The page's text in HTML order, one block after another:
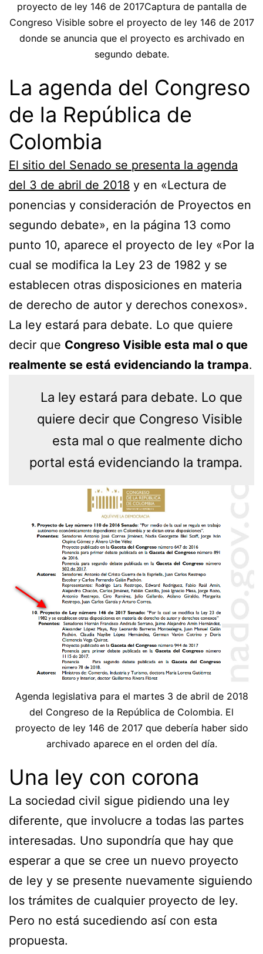
proyecto de ley 146 de 2017Captura de pantalla de
Congreso Visible sobre el proyecto de ley 146 de 2017
donde se anuncia que el proyecto es archivado en
segundo debate.
La agenda del Congreso
de la República de
Colombia
El sitio del Senado se presenta la agenda
del 3 de abril de 2018 y en «Lectura de
ponencias y consideración de Proyectos en
segundo debate», en la página 13 como
punto 10, aparece el proyecto de ley «Por la
cual se modifica la Ley 23 de 1982 y se
establecen otras disposiciones en materia
de derecho de autor y derechos conexos».
La ley estará para debate. Lo que quiere
decir que Congreso Visible esta mal o que
realmente se está evidenciando la trampa.
La ley estará para debate. Lo que
quiere decir que Congreso Visible
esta mal o que realmente dicho
portal está evidenciando la trampa.
Agenda legislativa para el martes 3 de abril de 2018
del Congreso de la República de Colombia. El
proyecto de ley 146 de 2017 que debería haber sido
archivado aparece en el orden del día.
Una ley con corona
La sociedad civil sigue pidiendo una ley
diferente, que involucre a todas las partes
interesadas. Uno supondría que hay que
esperar a que se cree un nuevo proyecto
de ley y se presente nuevamente siguiendo
los trámites de cualquier proyecto de ley.
Pero no está sucediendo así con esta
propuesta.